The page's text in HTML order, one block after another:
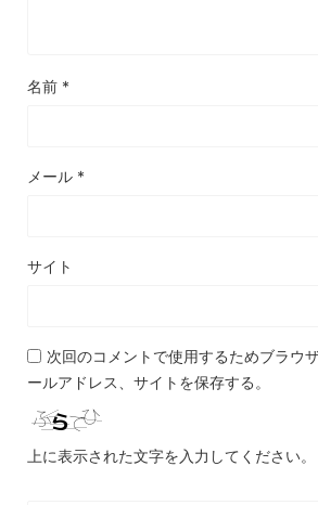
名前 *
メール *
サイト
次回のコメントで使用するためブラウ
ールアドレス、サイトを保存する。
上に表示された文字を入力してください。